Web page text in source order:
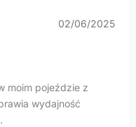
02/06/2025
moim pojeździe z
wydajność